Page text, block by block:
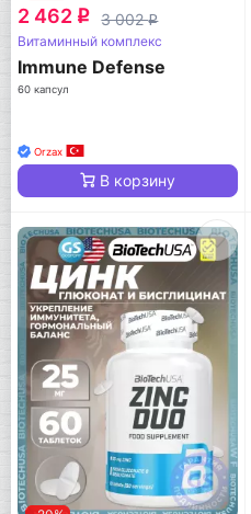
2 462 q 3 002q
Витаминный комплекс
Immune Defense
60 капсул
Orzax
В корзину